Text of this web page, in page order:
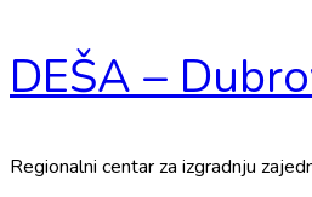
Skip
to
DEŠA –
Regionalni centar za izgradnju